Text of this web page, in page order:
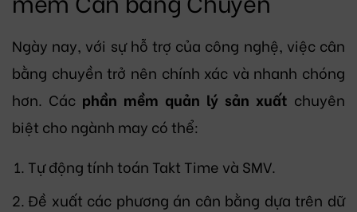
Ngày nay, với sự hỗ trợ của công nghệ, việc cân
bằng chuyền trở nên chính xác và nhanh chóng
hơn. Các phần mềm quản lý sản xuất chuyên
biệt cho ngành may có thể:
Tự động tính toán Takt Time và SMV.
Đề xuất các phương án cân bằng dựa trên dữ